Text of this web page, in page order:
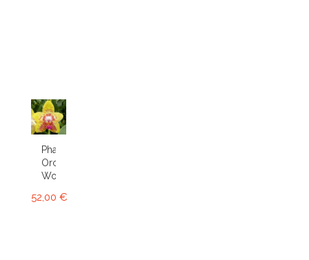
Phalaenopsis
Orchid
World
52,00 €